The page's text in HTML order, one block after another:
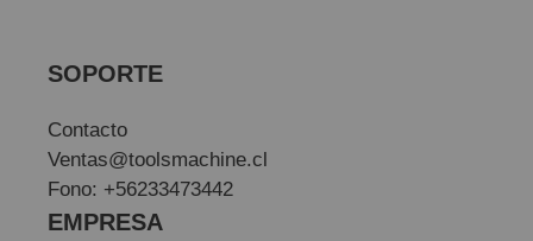
SOPORTE
Contacto
Ventas@toolsmachine.cl
Fono: +56233473442
EMPRESA